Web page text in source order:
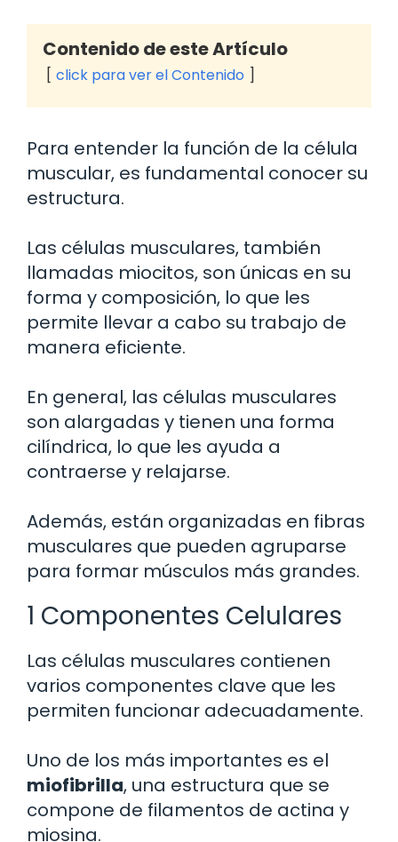
Contenido de este Artículo
click para ver el Contenido
Para entender la función de la célula
muscular, es fundamental conocer su
estructura.
Las células musculares, también
llamadas miocitos, son únicas en su
forma y composición, lo que les
permite llevar a cabo su trabajo de
manera eficiente.
En general, las células musculares
son alargadas y tienen una forma
cilíndrica, lo que les ayuda a
contraerse y relajarse.
Además, están organizadas en fibras
musculares que pueden agruparse
para formar músculos más grandes.
1 Componentes Celulares
Las células musculares contienen
varios componentes clave que les
permiten funcionar adecuadamente.
Uno de los más importantes es el
miofibrilla, una estructura que se
compone de filamentos de actina y
miosina.